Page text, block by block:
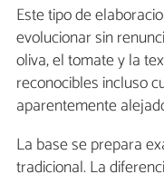
Este tipo de
evolucionar sin
oliva, el tomate y la
reconocibles incluso
aparentemente
La base se prepara
tradicional. La